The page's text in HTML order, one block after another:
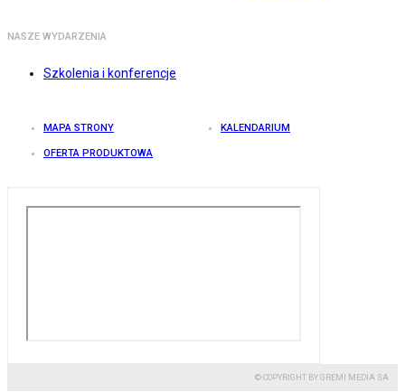
NASZE WYDARZENIA
Szkolenia i konferencje
MAPA STRONY KALENDARIUM
OFERTA PRODUKTOWA
© COPYRIGHT BY GREMI MEDIA SA